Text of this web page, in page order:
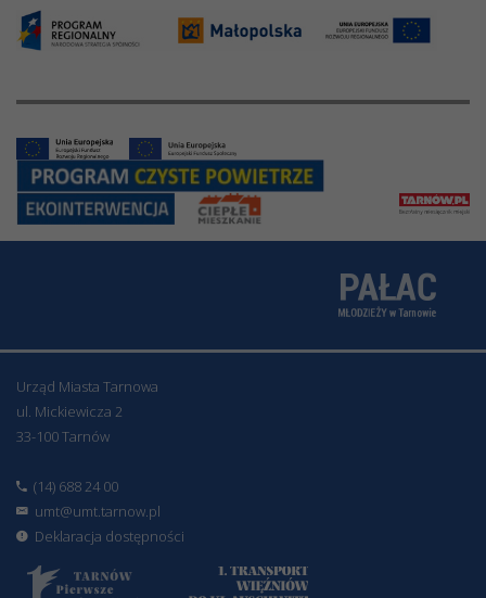
Urząd Miasta Tarnowa
ul. Mickiewicza 2
33-100 Tarnów
(14) 688 24 00
umt@umt.tarnow.pl
Deklaracja dostępności